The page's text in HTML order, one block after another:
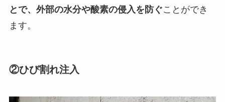
とで、外部の水分や酸素の侵入を防ぐことができ
ます。
②ひび割れ注入